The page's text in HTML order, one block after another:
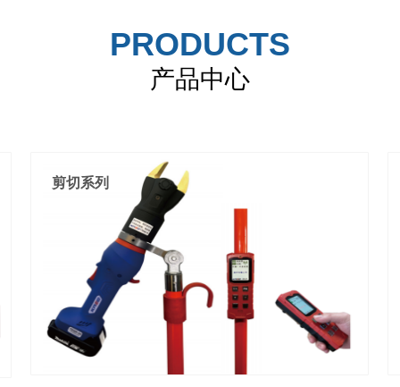
PRODUCTS
产品中心
剪切系列